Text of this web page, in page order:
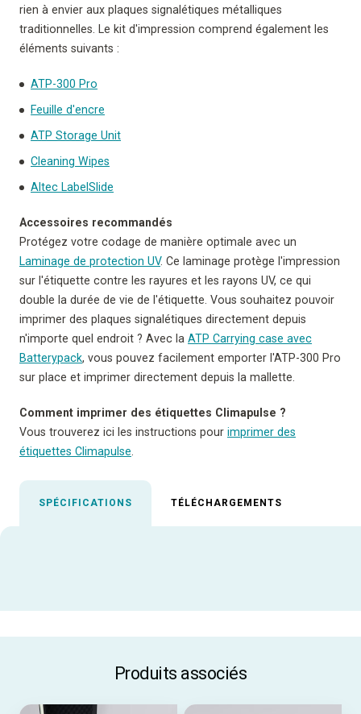
rien à envier aux plaques signalétiques métalliques
traditionnelles. Le kit d'impression comprend également les
éléments suivants :
ATP-300 Pro
Feuille d'encre
ATP Storage Unit
Cleaning Wipes
Altec LabelSlide
Accessoires recommandés
Protégez votre codage de manière optimale avec un
Laminage de protection UV. Ce laminage protège l'impression
sur l'étiquette contre les rayures et les rayons UV, ce qui
double la durée de vie de l'étiquette. Vous souhaitez pouvoir
imprimer des plaques signalétiques directement depuis
n'importe quel endroit ? Avec la ATP Carrying case avec
Batterypack, vous pouvez facilement emporter l'ATP-300 Pro
sur place et imprimer directement depuis la mallette.
Comment imprimer des étiquettes Climapulse ?
Vous trouverez ici les instructions pour imprimer des
étiquettes Climapulse
SPÉCIFICATIONS TÉLÉCHARGEMENTS
Produits associés